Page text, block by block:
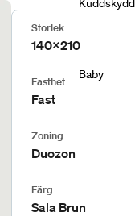
Kuddskydd
Baby
Storlek
140x210
Fasthet
Fast
Zoning
Duozon
Färg
Sala Brun